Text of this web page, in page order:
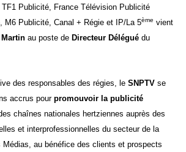
Publicité, France Télévision Publicité
M6 Publicité, Canal + Régie et IP/La 5ème vient
au poste de Directeur Délégué du
des responsables des régies, le SNPTV se
accrus pour promouvoir la publicité
chaînes nationales hertziennes auprès des
et interprofessionnelles du secteur de la
Médias, au bénéfice des clients et prospects